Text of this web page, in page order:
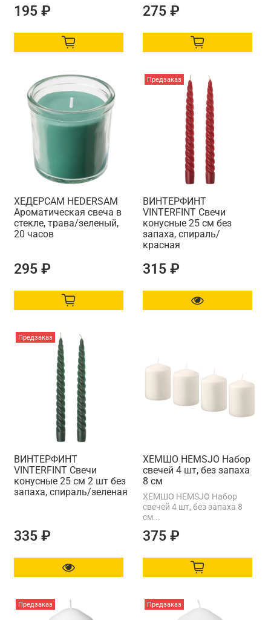
195 ₽ 275 ₽
ХЕДЕРСАМ HEDERSAM
Ароматическая свеча в
стекле, трава/зеленый,
20 часов
295 ₽
Предзаказ
ВИНТЕРФИНТ
VINTERFINT Свечи
конусные 25 см без
запаха, спираль/
красная
315 ₽
Предзаказ
ВИНТЕРФИНТ
VINTERFINT Свечи
конусные 25 см 2 шт без
запаха, спираль/зеленая
335 ₽
ХЕМШО HEMSJO Набор
свечей 4 шт, без запаха
8 см
ХЕМШО HEMSJO Набор
свечей 4 шт, без запаха 8
см...
375 ₽
Предзаказ Предзаказ